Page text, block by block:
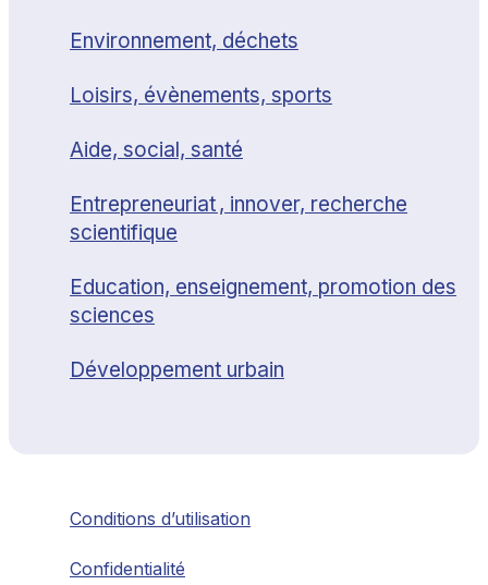
Environnement, déchets
Loisirs, évènements, sports
Aide, social, santé
Entrepreneuriat , innover, recherche
scientifique
Education, enseignement, promotion des
sciences
Développement urbain
Conditions d’utilisation
Confidentialité